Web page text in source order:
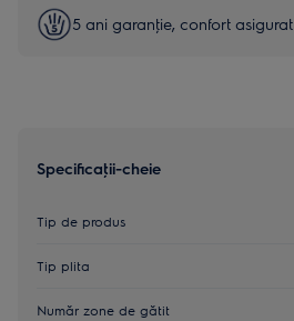
5 ani garanţie, confort asigurat
Specificaţii-cheie
Tip de produs
Tip plita
Număr zone de gătit